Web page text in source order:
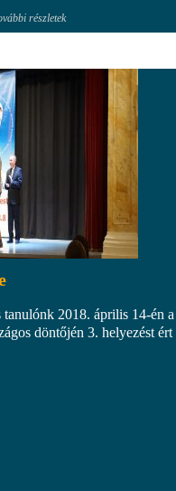
részletek
2018. április 14-én a
döntőjén 3. helyezést ért